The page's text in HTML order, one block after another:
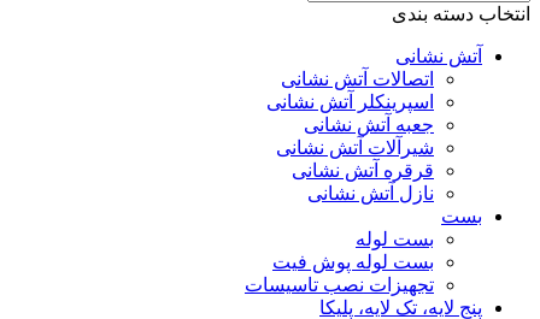
انتخاب دسته بندی
آتش نشانی
اتصالات آتش نشانی
اسپرینکلر آتش نشانی
جعبه آتش نشانی
شیرآلات آتش نشانی
قرقره آتش نشانی
نازل آتش نشانی
بست
بست لوله
بست لوله پوش فیت
تجهیزات نصب تاسیسات
پنج لایه، تک لایه، پلیکا